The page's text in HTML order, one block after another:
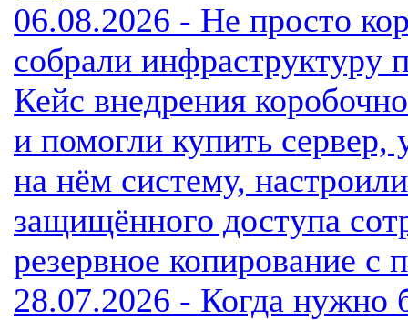
06.08.2026 - Не просто
собрали инфраструктуру
Кейс внедрения
и помогли купить сервер,
на нём систему,
защищённого доступа
резервное копирование
28.07.2026 - Когда нужно